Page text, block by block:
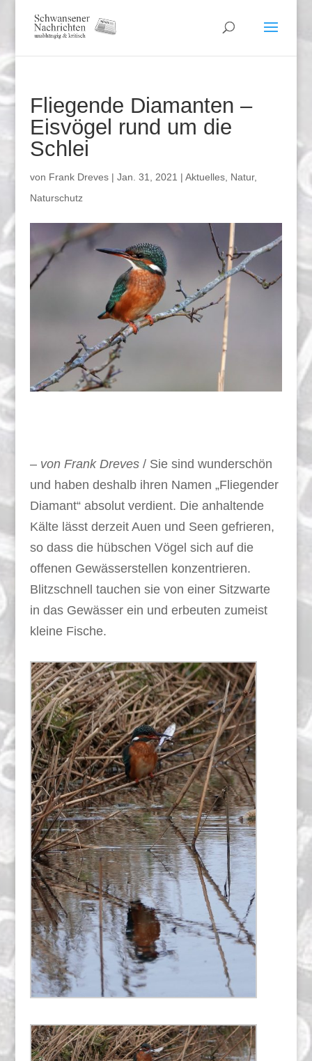
Fliegende Diamanten –
Eisvögel rund um die
Schlei
von Frank Dreves| Jan. 31, 2021 | Aktuelles, Natur,
Naturschutz
– von Frank Dreves/ Sie sind wunderschön
und haben deshalb ihren Namen „Fliegender
Diamant“ absolut verdient. Die anhaltende
Kälte lässt derzeit Auen und Seen gefrieren,
so dass die hübschen Vögel sich auf die
offenen Gewässerstellen konzentrieren.
Blitzschnell tauchen sie von einer Sitzwarte
in das Gewässer ein und erbeuten zumeist
kleine Fische.